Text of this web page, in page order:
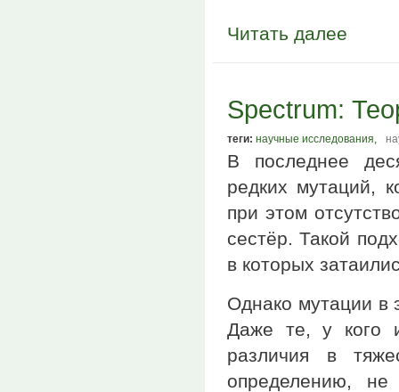
Читать далее
Spectrum:
теги: научные исследования,
В последнее
редких мутаций,
при этом
сестёр. Такой
в которых
Однако мутации в
Даже те, у кого
различия в
определению, не